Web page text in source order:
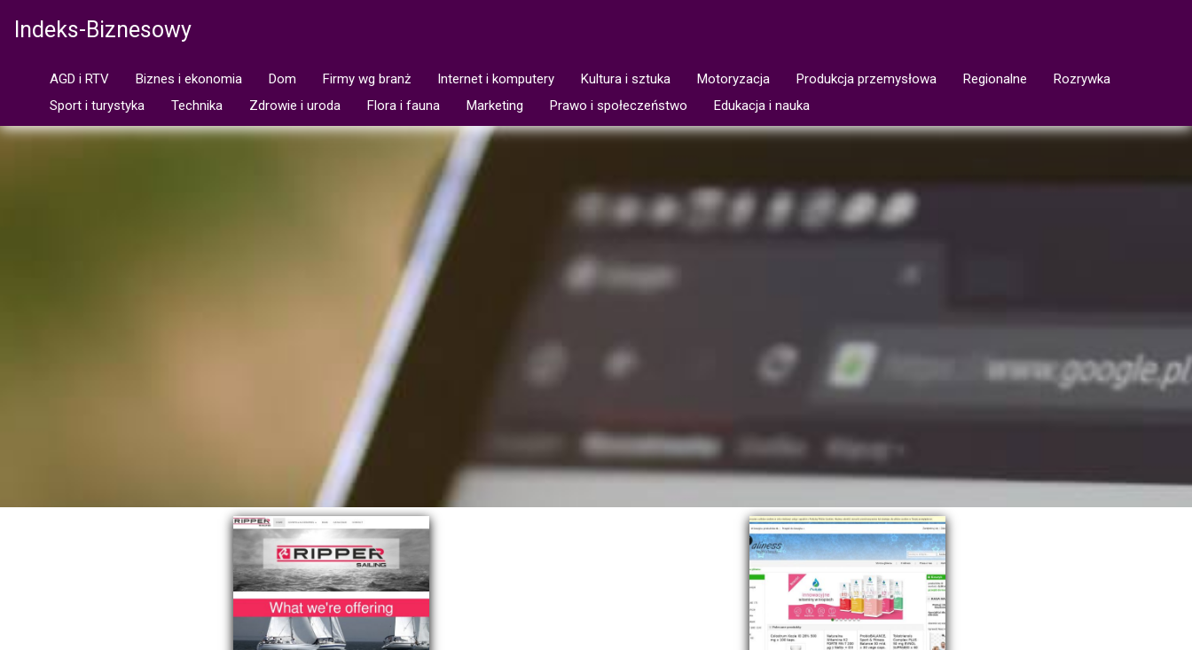
Indeks-Biznesowy
AGD i RTV Biznes i ekonomia Dom Firmy wg branż Internet i komputery Kultura i sztuka Motoryzacja Produkcja przemysłowa Regionalne
Rozrywka
Sport i turystyka
Technika Zdrowie i uroda Flora i fauna Marketing Prawo i społeczeństwo Edukacja i nauka